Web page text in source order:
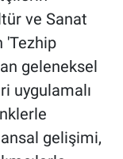
ve Sanat
'Tezhip
geleneksel
uygulamalı
gelişimi,